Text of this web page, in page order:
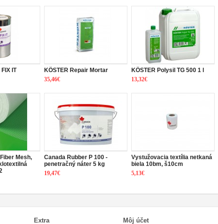
IT
KÖSTER Repair Mortar
35,46€
KÖSTER Polysil TG 500 1 l
13,32€
Mesh,
Canada Rubber P 100 -
penetračný náter 5 kg
19,47€
Vystužovacia textília netkaná
biela 10bm, š10cm
5,13€
Extra Môj účet